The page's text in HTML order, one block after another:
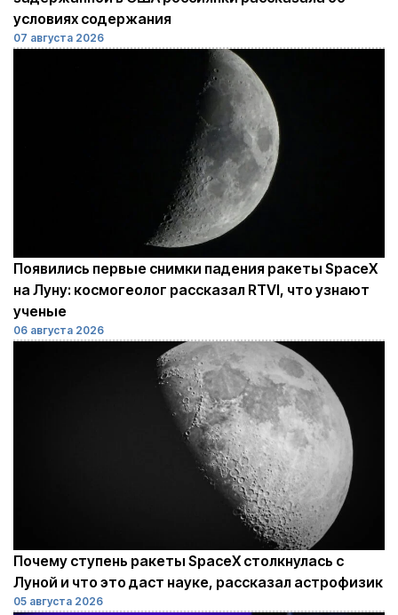
07 августа 2026
условиях содержания
06 августа 2026
Появились первые снимки падения ракеты SpaceX
на Луну: космогеолог рассказал RTVI, что узнают
ученые
05 августа 2026
Почему ступень ракеты SpaceX столкнулась с
Луной и что это даст науке, рассказал астрофизик